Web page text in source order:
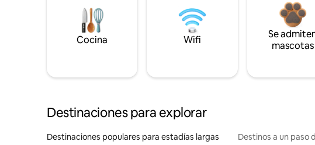
Cocina Wifi
Se
mascotas
Destinaciones para explorar
Destinaciones populares para estadías largas Destinos a un paso